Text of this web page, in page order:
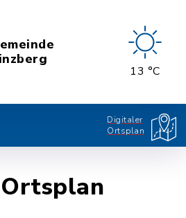
13 °C
Digitaler
Ortsplan